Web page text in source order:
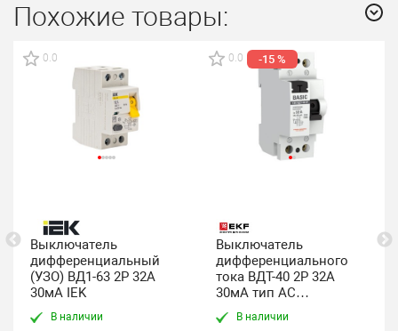
Похожие товары:
0.0
Выключатель
дифференциальный
(УЗО) ВД1-63 2Р 32А
30мА IEK
В наличии
0.0 -15 %
Выключатель
дифференциального
тока ВДТ-40 2P 32А
30мА тип АС
электронный 4,5кА
BASICВ наличии